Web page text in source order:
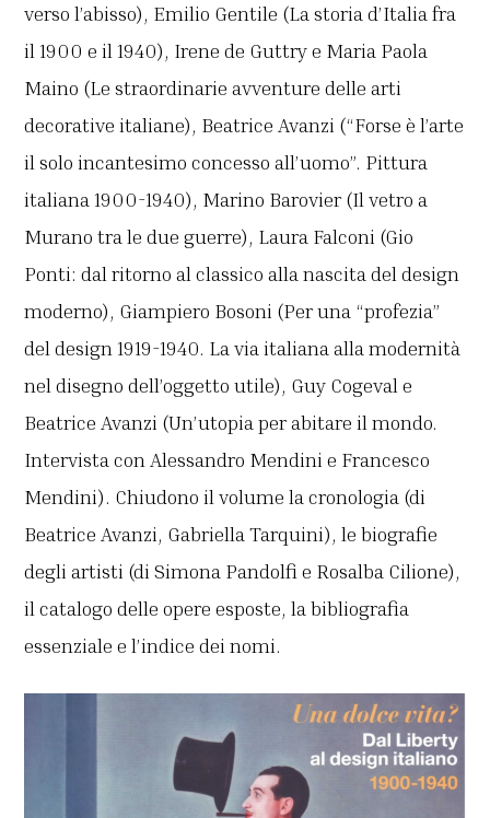
verso l’abisso), Emilio Gentile (La storia d’Italia fra
il 1900 e il 1940), Irene de Guttry e Maria Paola
Maino (Le straordinarie avventure delle arti
decorative italiane), Beatrice Avanzi (“Forse è l’arte
il solo incantesimo concesso all’uomo”. Pittura
italiana 1900-1940), Marino Barovier (Il vetro a
Murano tra le due guerre), Laura Falconi (Gio
Ponti: dal ritorno al classico alla nascita del design
moderno), Giampiero Bosoni (Per una “profezia”
del design 1919-1940. La via italiana alla modernità
nel disegno dell’oggetto utile), Guy Cogeval e
Beatrice Avanzi (Un’utopia per abitare il mondo.
Intervista con Alessandro Mendini e Francesco
Mendini). Chiudono il volume la cronologia (di
Beatrice Avanzi, Gabriella Tarquini), le biografie
degli artisti (di Simona Pandolfi e Rosalba Cilione),
il catalogo delle opere esposte, la bibliografia
essenziale e l’indice dei nomi.